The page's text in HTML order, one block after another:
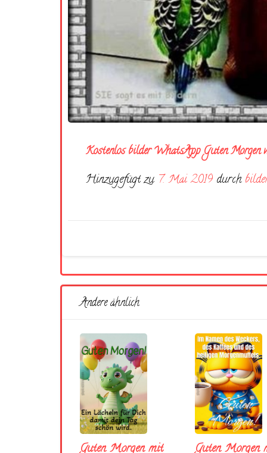
Kostenlos bilder WhatsApp Guten Morgen
Hinzugefügt zu 7. Mai 2019 durch
Andere ähnlich
Guten Morgen mit
Guten Morgen